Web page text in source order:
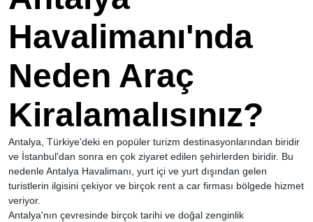
Havalimanı'nda
Neden Araç
Kiralamalısınız?
Antalya, Türkiye'deki en popüler turizm destinasyonlarından biridir
ve İstanbul'dan sonra en çok ziyaret edilen şehirlerden biridir. Bu
nedenle Antalya Havalimanı, yurt içi ve yurt dışından gelen
turistlerin ilgisini çekiyor ve birçok rent a car firması bölgede hizmet
veriyor.
Antalya'nın çevresinde birçok tarihi ve doğal zenginlik